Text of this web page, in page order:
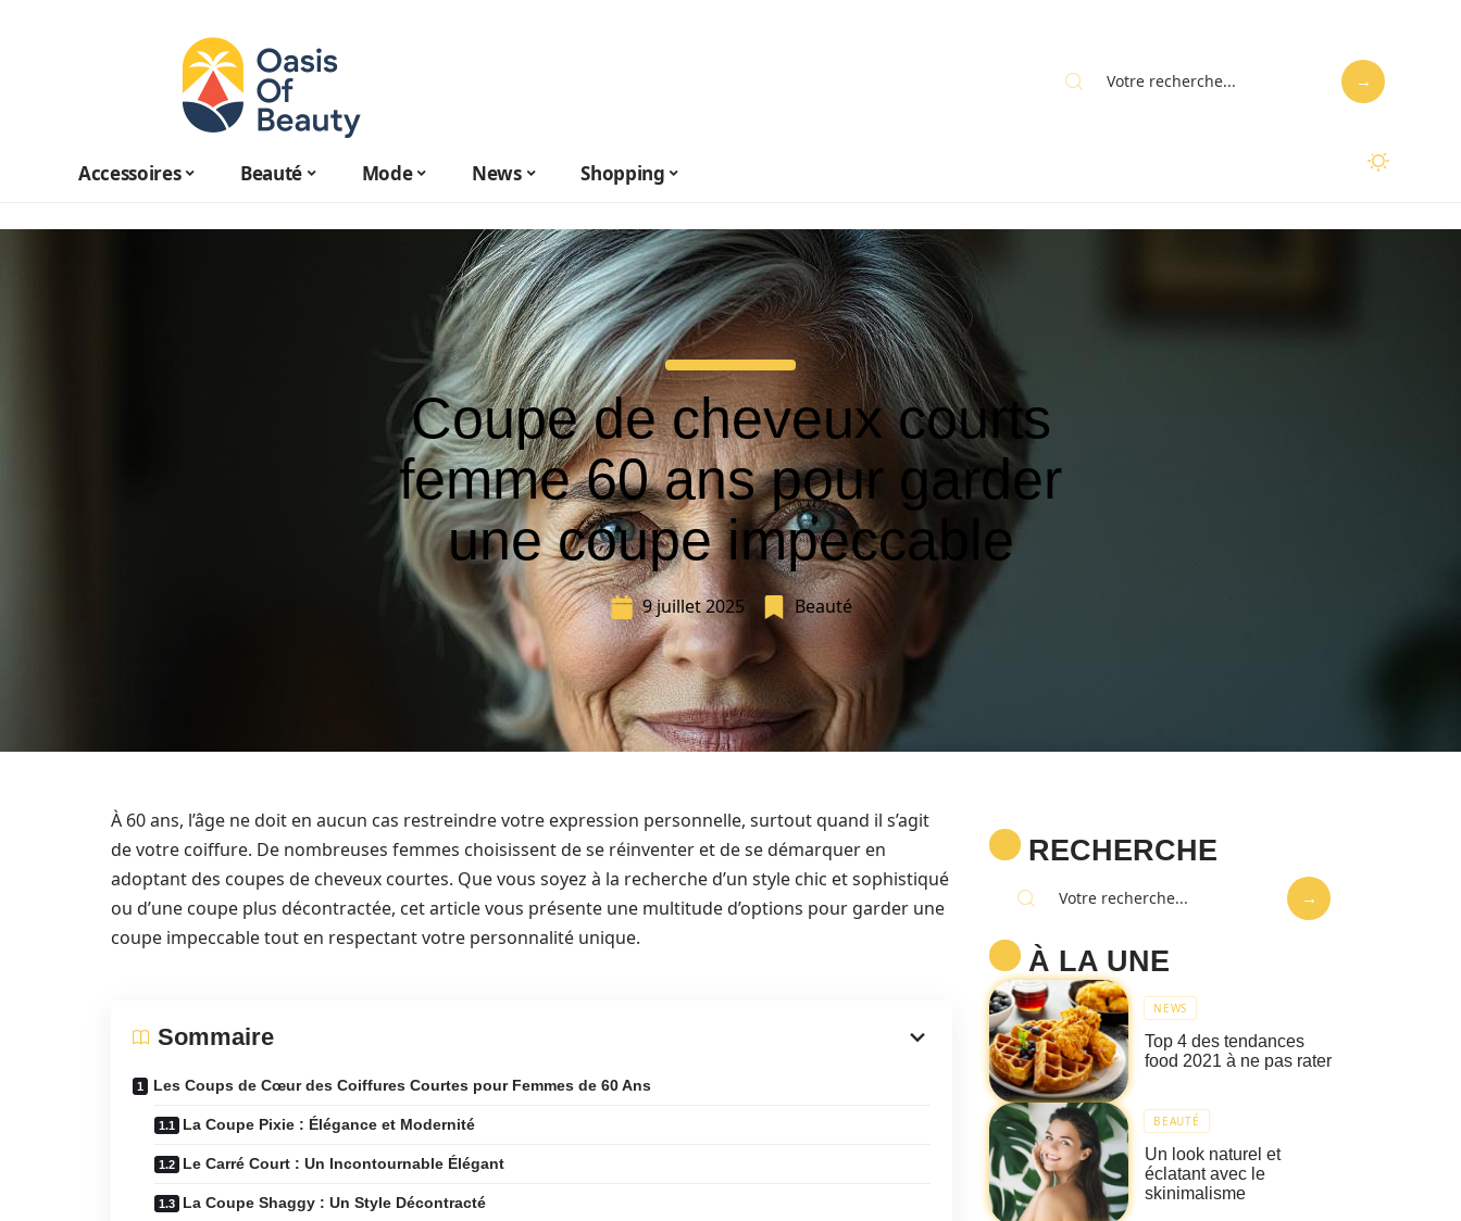
Accessoires Beauté Mode News Shopping
Coupe de cheveux courts
femme 60 ans pour garder
une coupe impeccable
9 juillet 2025 Beauté
À 60 ans, l’âge ne doit en aucun cas restreindre votre expression personnelle, surtout quand il s’agit
de votre coiffure. De nombreuses femmes choisissent de se réinventer et de se démarquer en
adoptant des coupes de cheveux courtes. Que vous soyez à la recherche d’un style chic et sophistiqué
ou d’une coupe plus décontractée, cet article vous présente une multitude d’options pour garder une
coupe impeccable tout en respectant votre personnalité unique.
Sommaire
Les Coups de Cœur des Coiffures Courtes pour Femmes de 60 Ans
La Coupe Pixie : Élégance et Modernité
Le Carré Court : Un Incontournable Élégant
La Coupe Shaggy : Un Style Décontracté
RECHERCHE
À LA UNE
NEWS
Top 4 des tendances
food 2021 à ne pas rater
BEAUTÉ
Un look naturel et
éclatant avec le
skinimalisme